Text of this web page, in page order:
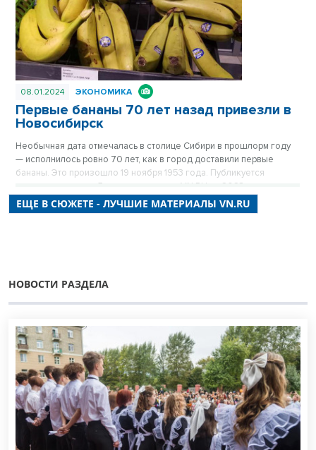
08.01.2024 ЭКОНОМИКА
Первые бананы 70 лет назад привезли в
Новосибирск
Необычная дата отмечалась в столице Сибири в прошлорм году
— исполнилось ровно 70 лет, как в город доставили первые
бананы. Это произошло 19 ноября 1953 года. Публикуется
повторно в цикле «Лучшие материалы VN.RU за 2023 год».
ЕЩЕ В СЮЖЕТЕ - ЛУЧШИЕ МАТЕРИАЛЫ VN.RU
НОВОСТИ РАЗДЕЛА